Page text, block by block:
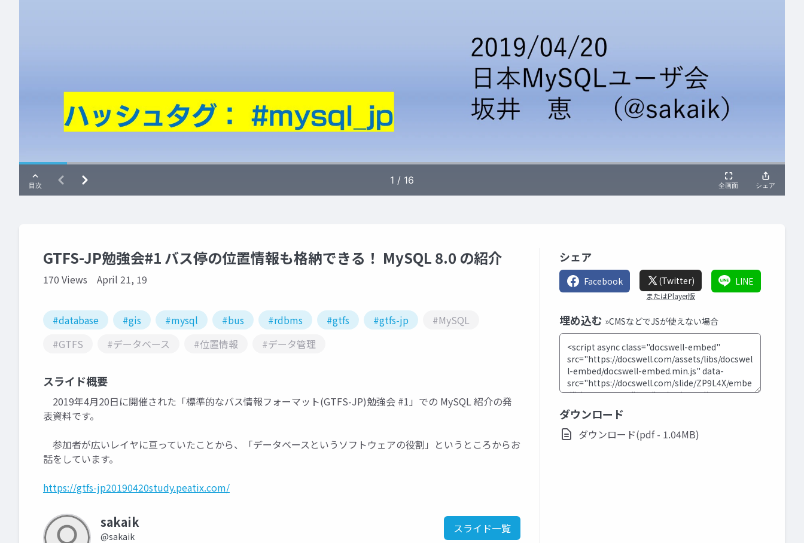
GTFS-JP勉強会#1 バス停の位置情報も格納できる！ MySQL 8.0 の紹介
170 Views April 21, 19
#database #gis #mysql #bus #rdbms #gtfs #gtfs-jp
#MySQL
#GTFS
#データベース #位置情報 #データ管理
スライド概要
2019年4月20日に開催された「標準的なバス情報フォーマット(GTFS-JP)勉強会 #1」での MySQL 紹介の発
表資料です。
参加者が広いレイヤに亘っていたことから、「データベースというソフトウェアの役割」というところからお
話をしています。
https://gtfs-jp20190420study.peatix.com/
sakaik
@sakaik
スライド一覧
シェア
Facebook (Twitter)
またはPlayer版
LINE
埋め込む »CMSなどでJSが使えない場合
ダウンロード
ダウンロード(pdf - 1.04MB)